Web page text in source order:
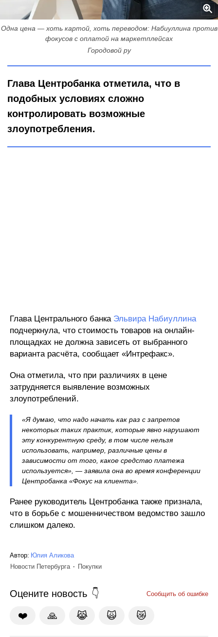
Одна цена — хоть картой, хоть переводом: Набиуллина против
фокусов с оплатой на маркетплейсах
Городовой ру
Глава Центробанка отметила, что в
подобных условиях сложно
контролировать возможные
злоупотребления.
Глава Центрального банка Эльвира Набиуллина
подчеркнула, что стоимость товаров на онлайн-
площадках не должна зависеть от выбранного
варианта расчёта, сообщает «Интрефакс».
Она отметила, что при различиях в цене
затрудняется выявление возможных
злоупотреблений.
«Я думаю, что надо начать как раз с запретов
некоторых таких практик, которые явно нарушают
эту конкурентную среду, в том числе нельзя
использовать, например, различные цены в
зависимости от того, какое средство платежа
используется», — заявила она во время конференции
Центробанка «Фокус на клиента».
Ранее руководитель Центробанка также признала,
что в борьбе с мошенничеством ведомство зашло
слишком далеко.
Автор: Юлия Аликова
Новости Петербурга
Покупки
Оцените новость Сообщить об ошибке
❤️ 🙏 😹 🙀 😿